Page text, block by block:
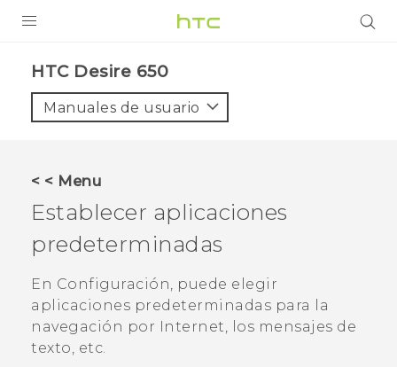
VIVE
VIVERSE
AYUDA
HTC Devices & Accessories
Video Tutorials
HTC Desire 650‎
Manuales de usuario
< < Menu
Establecer aplicaciones
predeterminadas
En Configuración, puede elegir
aplicaciones predeterminadas para la
navegación por Internet, los mensajes de
texto, etc.